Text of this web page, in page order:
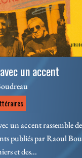
un accent
un accent rassemble
publiés par Raoul
et des...